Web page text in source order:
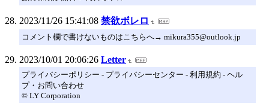
2023/11/26 15:41:08 禁欲ボレロ
コメント欄で書けないものはこちらへ→ mikura355@outlook.jp
2023/10/01 20:06:26 Letter
プライバシーポリシー - プライバシーセンター - 利用規約 - ヘル
プ・お問い合わせ
© LY Corporation